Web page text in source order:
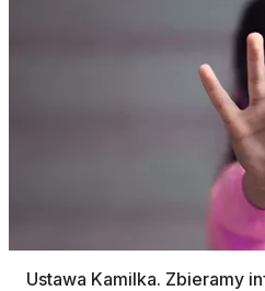
Ustawa Kamilka. Zbieramy